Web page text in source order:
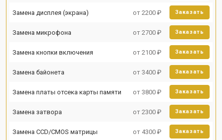
Замена дисплея (экрана) от 2200 ₽ Заказать
Замена микрофона от 2700 ₽ Заказать
Замена кнопки включения от 2100 ₽ Заказать
Замена байонета от 3400 ₽ Заказать
Замена платы отсека карты памяти от 3800 ₽ Заказать
Замена затвора от 2300 ₽ Заказать
Замена CCD/CMOS матрицы от 4300 ₽ Заказать